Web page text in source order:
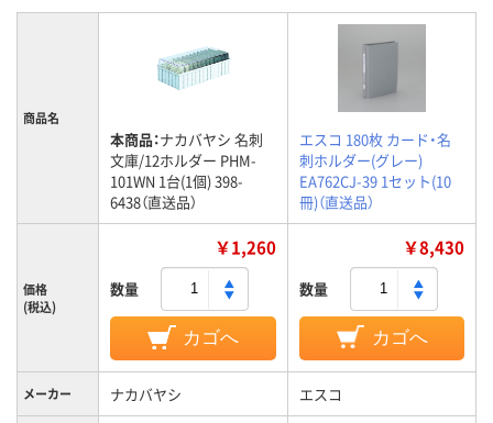
商品名
本商品：ナカバヤシ 名刺
文庫/12ホルダー PHM-
101WN 1台(1個) 398-
6438（直送品）
エスコ 180枚 カード・名
刺ホルダー(グレー)
EA762CJ-39 1セット(10
冊)（直送品）
価格
(税込)
￥1,260
数量
カゴへ
￥8,430
数量
カゴへ
メーカー ナカバヤシ エスコ